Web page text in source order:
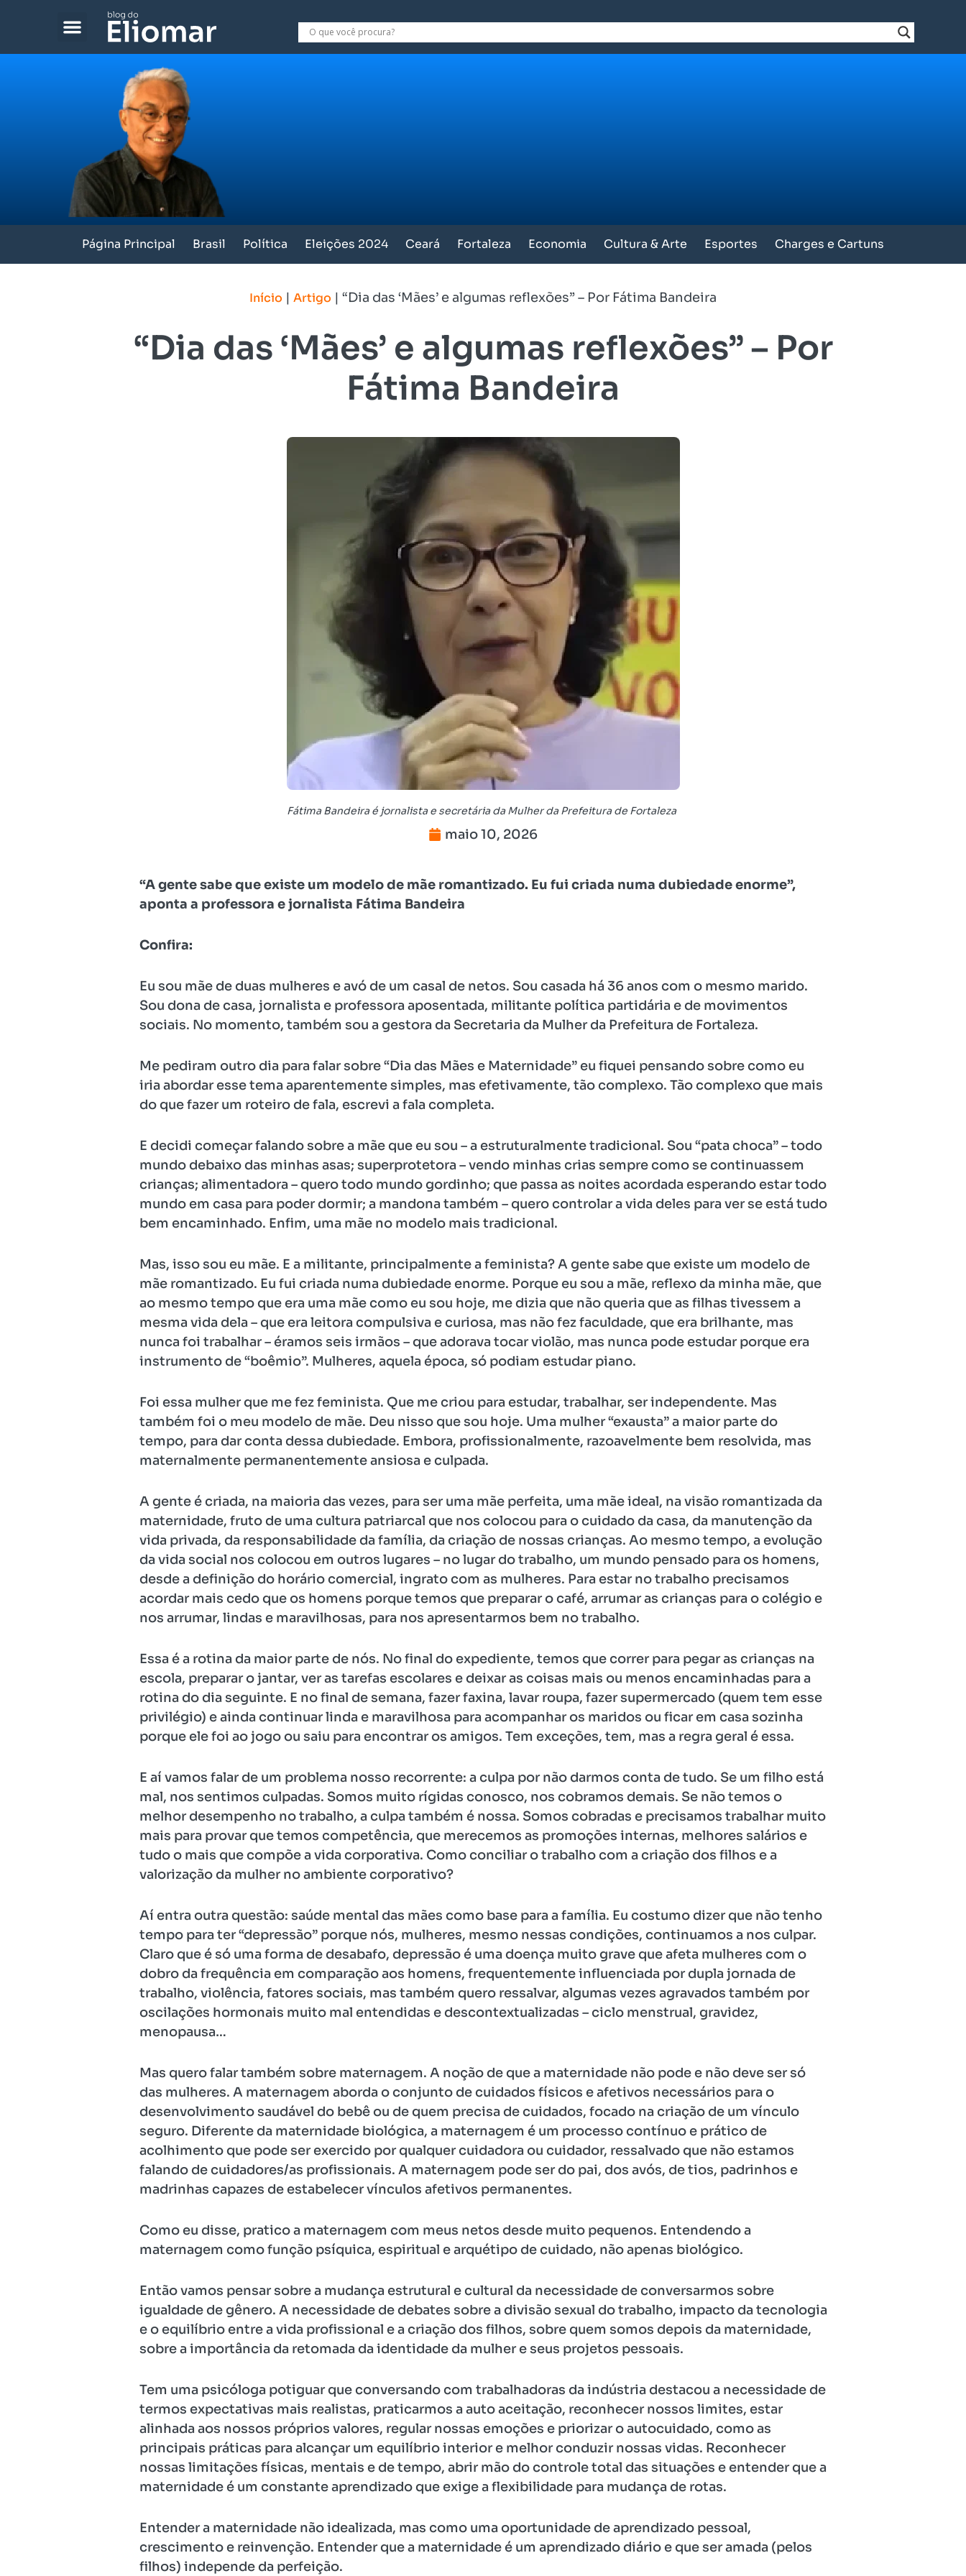
Página Principal Brasil Política Eleições 2024 Ceará Fortaleza Economia Cultura & Arte Esportes Charges e Cartuns
Início | Artigo | “Dia das ‘Mães’ e algumas reflexões” – Por Fátima Bandeira
“Dia das ‘Mães’ e algumas reflexões” – Por
Fátima Bandeira
Fátima Bandeira é jornalista e secretária da Mulher da Prefeitura de Fortaleza
maio 10, 2026
“A gente sabe que existe um modelo de mãe romantizado. Eu fui criada numa dubiedade enorme”,
aponta a professora e jornalista Fátima Bandeira
Confira:
Eu sou mãe de duas mulheres e avó de um casal de netos. Sou casada há 36 anos com o mesmo marido.
Sou dona de casa, jornalista e professora aposentada, militante política partidária e de movimentos
sociais. No momento, também sou a gestora da Secretaria da Mulher da Prefeitura de Fortaleza.
Me pediram outro dia para falar sobre “Dia das Mães e Maternidade” eu fiquei pensando sobre como eu
iria abordar esse tema aparentemente simples, mas efetivamente, tão complexo. Tão complexo que mais
do que fazer um roteiro de fala, escrevi a fala completa.
E decidi começar falando sobre a mãe que eu sou – a estruturalmente tradicional. Sou “pata choca” – todo
mundo debaixo das minhas asas; superprotetora – vendo minhas crias sempre como se continuassem
crianças; alimentadora – quero todo mundo gordinho; que passa as noites acordada esperando estar todo
mundo em casa para poder dormir; a mandona também – quero controlar a vida deles para ver se está tudo
bem encaminhado. Enfim, uma mãe no modelo mais tradicional.
Mas, isso sou eu mãe. E a militante, principalmente a feminista? A gente sabe que existe um modelo de
mãe romantizado. Eu fui criada numa dubiedade enorme. Porque eu sou a mãe, reflexo da minha mãe, que
ao mesmo tempo que era uma mãe como eu sou hoje, me dizia que não queria que as filhas tivessem a
mesma vida dela – que era leitora compulsiva e curiosa, mas não fez faculdade, que era brilhante, mas
nunca foi trabalhar – éramos seis irmãos – que adorava tocar violão, mas nunca pode estudar porque era
instrumento de “boêmio”. Mulheres, aquela época, só podiam estudar piano.
Foi essa mulher que me fez feminista. Que me criou para estudar, trabalhar, ser independente. Mas
também foi o meu modelo de mãe. Deu nisso que sou hoje. Uma mulher “exausta” a maior parte do
tempo, para dar conta dessa dubiedade. Embora, profissionalmente, razoavelmente bem resolvida, mas
maternalmente permanentemente ansiosa e culpada.
A gente é criada, na maioria das vezes, para ser uma mãe perfeita, uma mãe ideal, na visão romantizada da
maternidade, fruto de uma cultura patriarcal que nos colocou para o cuidado da casa, da manutenção da
vida privada, da responsabilidade da família, da criação de nossas crianças. Ao mesmo tempo, a evolução
da vida social nos colocou em outros lugares – no lugar do trabalho, um mundo pensado para os homens,
desde a definição do horário comercial, ingrato com as mulheres. Para estar no trabalho precisamos
acordar mais cedo que os homens porque temos que preparar o café, arrumar as crianças para o colégio e
nos arrumar, lindas e maravilhosas, para nos apresentarmos bem no trabalho.
Essa é a rotina da maior parte de nós. No final do expediente, temos que correr para pegar as crianças na
escola, preparar o jantar, ver as tarefas escolares e deixar as coisas mais ou menos encaminhadas para a
rotina do dia seguinte. E no final de semana, fazer faxina, lavar roupa, fazer supermercado (quem tem esse
privilégio) e ainda continuar linda e maravilhosa para acompanhar os maridos ou ficar em casa sozinha
porque ele foi ao jogo ou saiu para encontrar os amigos. Tem exceções, tem, mas a regra geral é essa.
E aí vamos falar de um problema nosso recorrente: a culpa por não darmos conta de tudo. Se um filho está
mal, nos sentimos culpadas. Somos muito rígidas conosco, nos cobramos demais. Se não temos o
melhor desempenho no trabalho, a culpa também é nossa. Somos cobradas e precisamos trabalhar muito
mais para provar que temos competência, que merecemos as promoções internas, melhores salários e
tudo o mais que compõe a vida corporativa. Como conciliar o trabalho com a criação dos filhos e a
valorização da mulher no ambiente corporativo?
Aí entra outra questão: saúde mental das mães como base para a família. Eu costumo dizer que não tenho
tempo para ter “depressão” porque nós, mulheres, mesmo nessas condições, continuamos a nos culpar.
Claro que é só uma forma de desabafo, depressão é uma doença muito grave que afeta mulheres com o
dobro da frequência em comparação aos homens, frequentemente influenciada por dupla jornada de
trabalho, violência, fatores sociais, mas também quero ressalvar, algumas vezes agravados também por
oscilações hormonais muito mal entendidas e descontextualizadas – ciclo menstrual, gravidez,
menopausa…
Mas quero falar também sobre maternagem. A noção de que a maternidade não pode e não deve ser só
das mulheres. A maternagem aborda o conjunto de cuidados físicos e afetivos necessários para o
desenvolvimento saudável do bebê ou de quem precisa de cuidados, focado na criação de um vínculo
seguro. Diferente da maternidade biológica, a maternagem é um processo contínuo e prático de
acolhimento que pode ser exercido por qualquer cuidadora ou cuidador, ressalvado que não estamos
falando de cuidadores/as profissionais. A maternagem pode ser do pai, dos avós, de tios, padrinhos e
madrinhas capazes de estabelecer vínculos afetivos permanentes.
Como eu disse, pratico a maternagem com meus netos desde muito pequenos. Entendendo a
maternagem como função psíquica, espiritual e arquétipo de cuidado, não apenas biológico.
Então vamos pensar sobre a mudança estrutural e cultural da necessidade de conversarmos sobre
igualdade de gênero. A necessidade de debates sobre a divisão sexual do trabalho, impacto da tecnologia
e o equilíbrio entre a vida profissional e a criação dos filhos, sobre quem somos depois da maternidade,
sobre a importância da retomada da identidade da mulher e seus projetos pessoais.
Tem uma psicóloga potiguar que conversando com trabalhadoras da indústria destacou a necessidade de
termos expectativas mais realistas, praticarmos a auto aceitação, reconhecer nossos limites, estar
alinhada aos nossos próprios valores, regular nossas emoções e priorizar o autocuidado, como as
principais práticas para alcançar um equilíbrio interior e melhor conduzir nossas vidas. Reconhecer
nossas limitações físicas, mentais e de tempo, abrir mão do controle total das situações e entender que a
maternidade é um constante aprendizado que exige a flexibilidade para mudança de rotas.
Entender a maternidade não idealizada, mas como uma oportunidade de aprendizado pessoal,
crescimento e reinvenção. Entender que a maternidade é um aprendizado diário e que ser amada (pelos
filhos) independe da perfeição.